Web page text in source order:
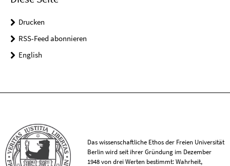
Drucken
RSS-Feed abonnieren
English
Das wissenschaftliche Ethos der Freien Universität
Berlin wird seit ihrer Gründung im Dezember
1948 von drei Werten bestimmt: Wahrheit,